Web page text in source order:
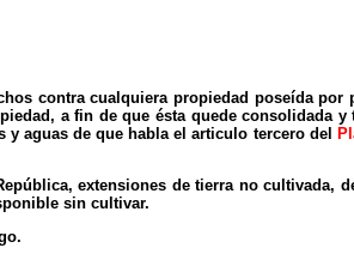
contra cualquiera propiedad poseída
a fin de que ésta quede consolidada
aguas de que habla el articulo tercero del
extensiones de tierra no cultivada,
sin cultivar.